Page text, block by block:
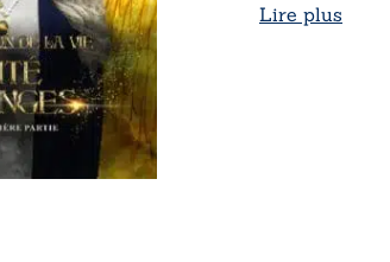
Lire plus